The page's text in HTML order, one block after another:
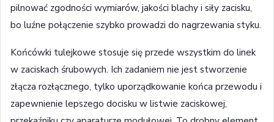
pilnować zgodności wymiarów, jakości blachy i siły zacisku,
bo luźne połączenie szybko prowadzi do nagrzewania styku.
Końcówki tulejkowe stosuje się przede wszystkim do linek
w zaciskach śrubowych. Ich zadaniem nie jest stworzenie
złącza rozłącznego, tylko uporządkowanie końca przewodu i
zapewnienie lepszego docisku w listwie zaciskowej,